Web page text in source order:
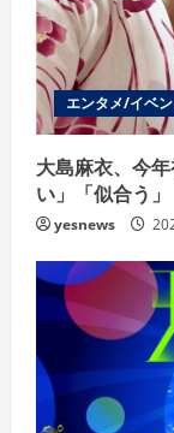
エンタメ/イベン
大島麻衣、今
い」「似合う」
yesnews